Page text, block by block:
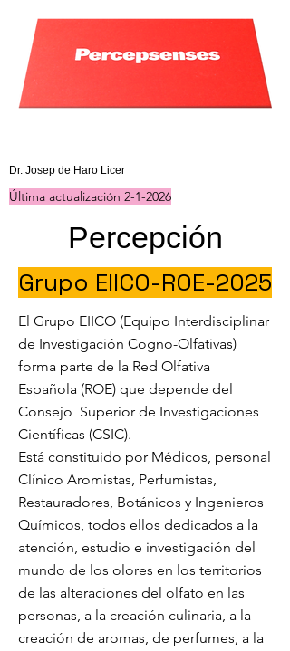
Dr. Josep de Haro Licer
Percepción
Grupo EIICO-ROE-2025
El Grupo EIICO (Equipo Interdisciplinar
de Investigación Cogno-Olfativas)
forma parte de la Red Olfativa
Española (ROE) que depende del
Consejo Superior de Investigaciones
Científicas (CSIC).
Está constituido por Médicos, personal
Clínico Aromistas, Perfumistas,
Restauradores, Botánicos y Ingenieros
Químicos, todos ellos dedicados a la
atención, estudio e investigación del
mundo de los olores en los territorios
de las alteraciones del olfato en las
personas, a la creación culinaria, a la
creación de aromas, de perfumes, a la
Última actualización 2-1-2026